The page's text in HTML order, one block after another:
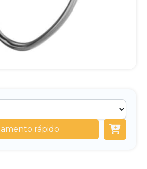
rápido